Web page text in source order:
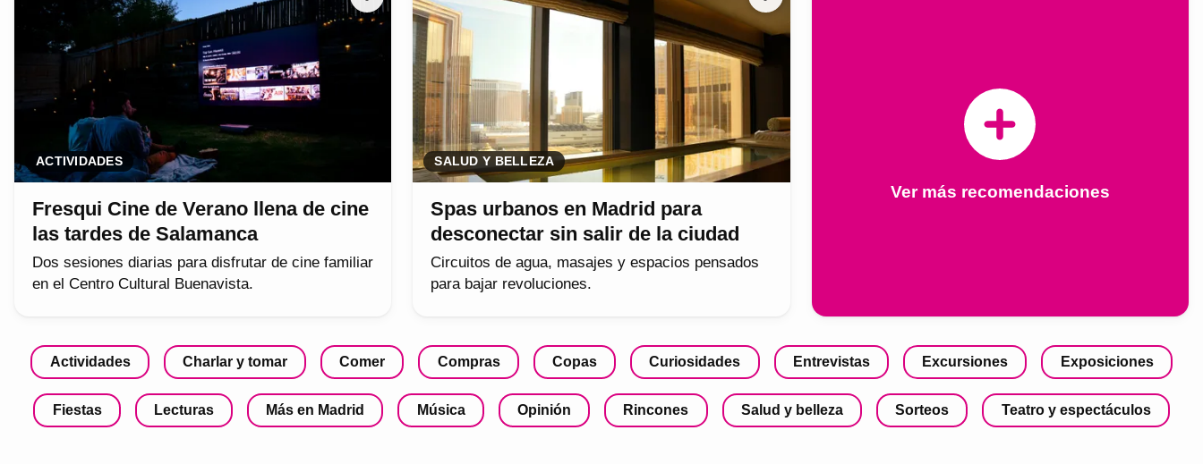
ACTIVIDADES
Fresqui Cine de Verano llena de cine
las tardes de Salamanca
Dos sesiones diarias para disfrutar de cine familiar
en el Centro Cultural Buenavista.
SALUD Y BELLEZA
Spas urbanos en Madrid para
desconectar sin salir de la ciudad
Circuitos de agua, masajes y espacios pensados
para bajar revoluciones.
Ver más recomendaciones
Actividades Charlar y tomar Comer Compras Copas Curiosidades Entrevistas Excursiones Exposiciones
Fiestas Lecturas Más en Madrid Música Opinión Rincones Salud y belleza Sorteos Teatro y espectáculos